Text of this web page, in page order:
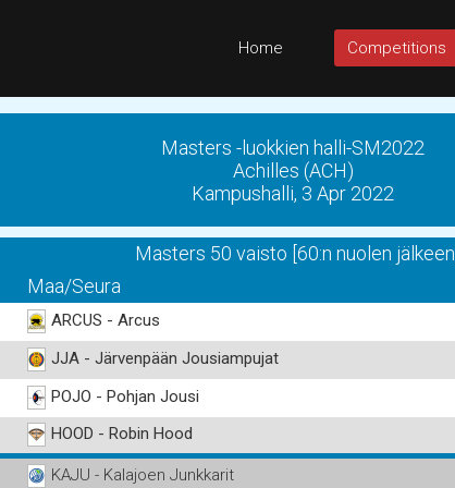
Home Competitions
Masters -luokkien halli-SM2022
Achilles (ACH)
Kampushalli, 3 Apr 2022
Masters 50 vaisto [60:n nuolen jälkeen]
Maa/Seura
ARCUS - Arcus
JJA - Järvenpään Jousiampujat
POJO - Pohjan Jousi
HOOD - Robin Hood
KAJU - Kalajoen Junkkarit